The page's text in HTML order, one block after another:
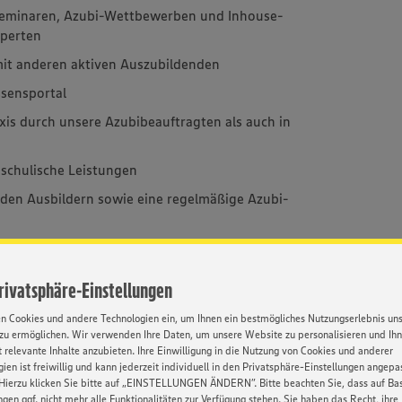
Einstellungen
Cookies und andere Technologien ein, um Ihnen ein bestmögliches Nutzungserlebnis
ermöglichen. Wir verwenden Ihre Daten, um unsere Website zu personalisieren und
relevante Inhalte anzubieten. Ihre Einwilligung in die Nutzung von Cookies und anderer
ist freiwillig und kann jederzeit individuell in den Privatsphäre-Einstellungen
klicken Sie bitte auf „EINSTELLUNGEN ÄNDERN”. Bitte beachten Sie, dass auf
ggf. nicht mehr alle Funktionalitäten zur Verfügung stehen. Sie haben das Recht, ihre
Azubi-Wettbewerben und Inhouse-
anderen aktiven Auszubildenden
durch unsere Azubibeauftragten als auch in
Leistungen
Ausbildern sowie eine regelmäßige Azubi-
nach der Ausbildung
Prüfung sind Sie
zum zertifizierten
Kontakt
Ihre